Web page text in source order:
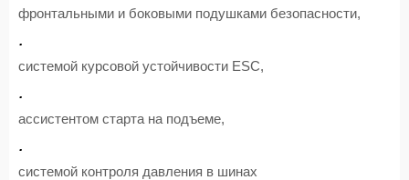
фронтальными и боковыми подушками безопасности,
·
системой курсовой устойчивости ESC,
·
ассистентом старта на подъеме,
·
системой контроля давления в шинах